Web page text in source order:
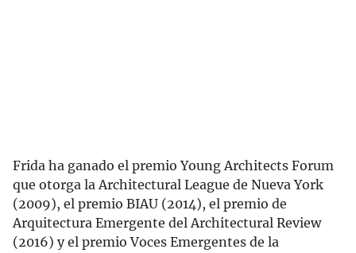
Frida ha ganado el premio Young Architects Forum
que otorga la Architectural League de Nueva York
(2009), el premio BIAU (2014), el premio de
Arquitectura Emergente del Architectural Review
(2016) y el premio Voces Emergentes de la